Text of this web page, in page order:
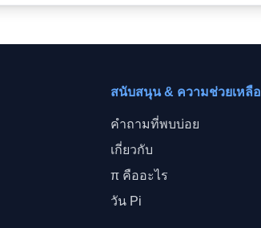
สนับสนุน & ความช่วยเหลือ
คำถามที่พบบ่อย
เกี่ยวกับ
π คืออะไร
วัน Pi